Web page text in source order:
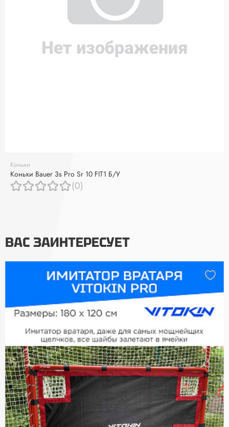
Коньки
Коньки Bauer 3s Pro Sr 10 FIT1 Б/У
(0)
ВАС ЗАИНТЕРЕСУЕТ